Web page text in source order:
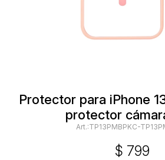
Protector para iPhone
protector
TP13PMBPKC-
$ 799